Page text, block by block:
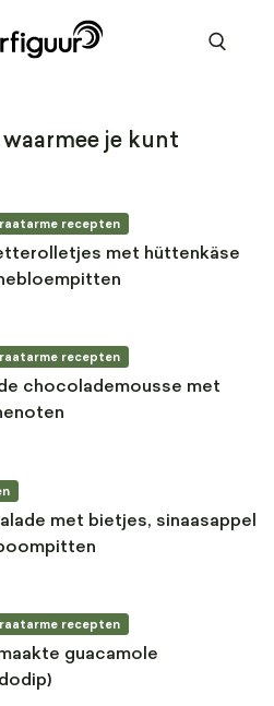
je kunt
recepten
met hüttenkäse
recepten
chocolademousse met
met bietjes, sinaasappel
recepten
guacamole